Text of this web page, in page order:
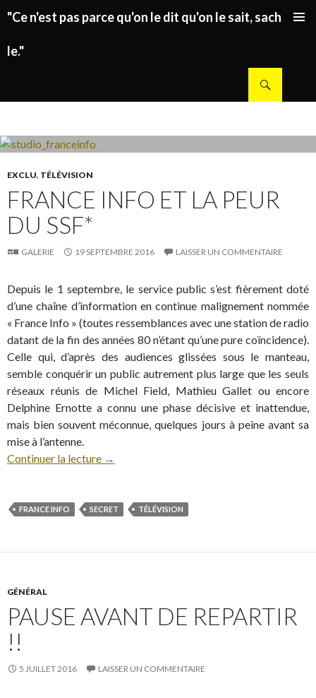
"Ce n'est pas parce qu'on le dit qu'on le sait, sachez
le."
EXCLU, TÉLÉVISION
FRANCE INFO ET LA PEUR
DU SSF*
GALERIE 19 SEPTEMBRE 2016 LAISSER UN COMMENTAIRE
Depuis le 1 septembre, le service public s’est fièrement doté
d’une chaîne d’information en continue malignement nommée
« France Info » (toutes ressemblances avec une station de radio
datant de la fin des années 80 n’étant qu’une pure coïncidence).
Celle qui, d’après des audiences glissées sous le manteau,
semble conquérir un public autrement plus large que les seuls
réseaux réunis de Michel Field, Mathieu Gallet ou encore
Delphine Ernotte a connu une phase décisive et inattendue,
mais bien souvent méconnue, quelques jours à peine avant sa
mise à l’antenne.
Continuer la lecture →
FRANCE INFO SECRET TÉLÉVISION
GÉNÉRAL
PAUSE AVANT DE REPARTIR
!!
5 JUILLET 2016 LAISSER UN COMMENTAIRE